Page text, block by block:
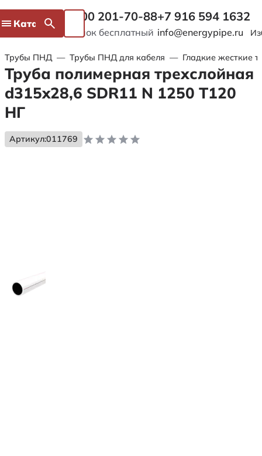
Каталог 8 800 201-70-88
Звонок бесплатный
+7 916 594 1632
info@energypipe.ru
Трубы ПНД — Трубы ПНД для кабеля — Гладкие жесткие
Труба полимерная трехслойная
d315x28,6 SDR11 N 1250 Т120
НГ
Артикул:011769